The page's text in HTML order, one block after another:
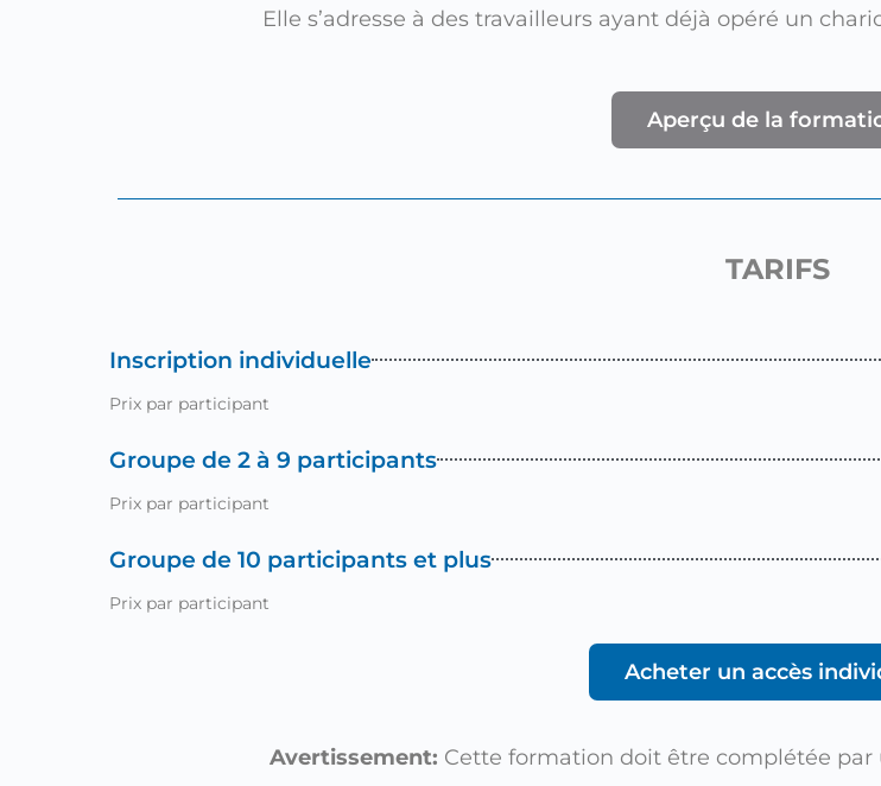
Elle s’adresse à des travailleurs ayant déjà opéré un
Aperçu de la
TARIFS
Inscription individuelle
Prix par participant
Groupe de 2 à 9 participants
Prix par participant
Groupe de 10 participants et plus
Prix par participant
Acheter un accès
Avertissement: Cette formation doit être complétée